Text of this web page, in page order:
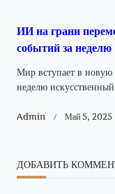
ИИ на грани
событий за
Мир вступает в
неделю
Admin Май 5, 2025
ДОБАВИТЬ